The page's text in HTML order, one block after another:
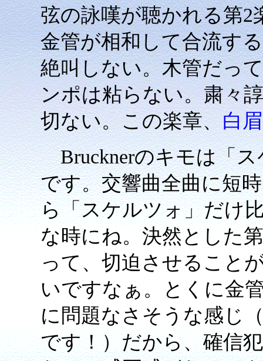
弦の詠嘆が聴かれる第2
金管が相和して合流す
絶叫しない。木管だっ
ンポは粘らない。粛々
切ない。この楽章、白眉
Brucknerのキモは「ス
です。交響曲全曲に短
ら「スケルツォ」だけ
な時にね。決然とした
って、切迫させること
いですなぁ。とくに金
に問題なさそうな感じ
です！）だから、確信